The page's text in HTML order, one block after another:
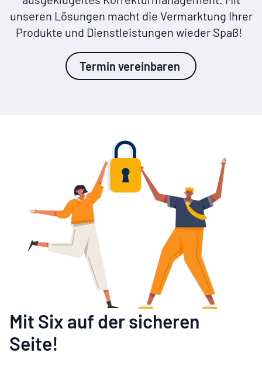
unseren Lösungen macht die Vermarktung Ihrer
Produkte und Dienstleistungen wieder Spaß!
Termin vereinbaren
Mit Six auf der sicheren
Seite!